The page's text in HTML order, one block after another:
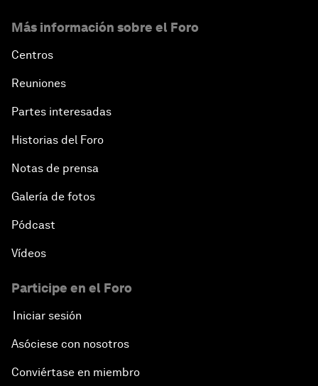
Más información sobre el Foro
Centros
Reuniones
Partes interesadas
Historias del Foro
Notas de prensa
Galería de fotos
Pódcast
Vídeos
Participe en el Foro
Iniciar sesión
Asóciese con nosotros
Conviértase en miembro